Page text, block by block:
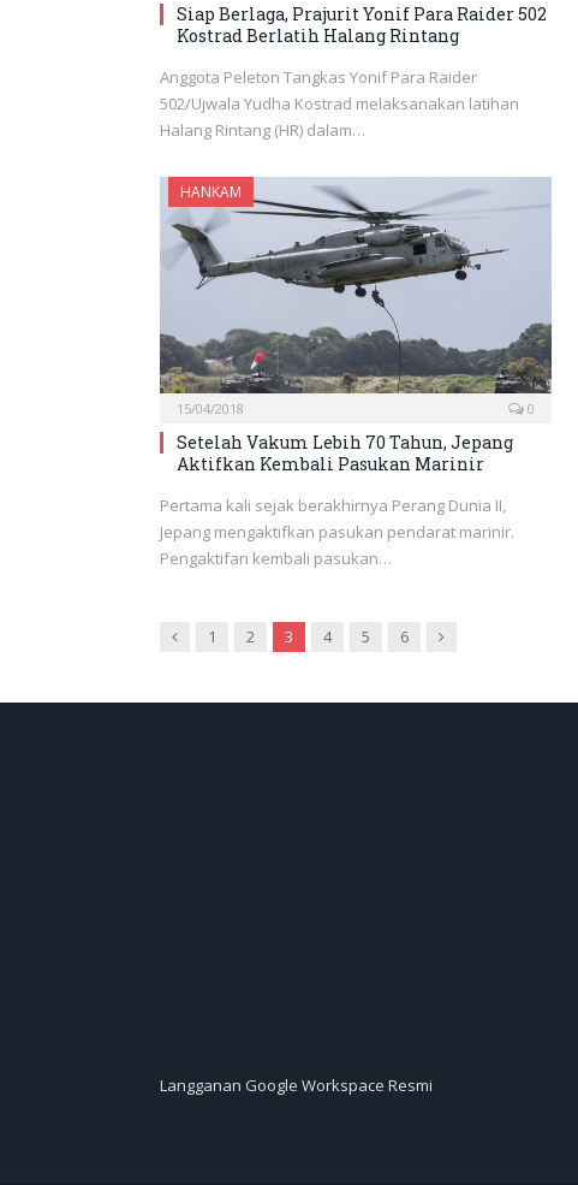
Siap Berlaga, Prajurit Yonif Para Raider 502
Kostrad Berlatih Halang Rintang
Anggota Peleton Tangkas Yonif Para Raider
502/Ujwala Yudha Kostrad melaksanakan latihan
Halang Rintang (HR) dalam…
HANKAM
15/04/2018 0
Setelah Vakum Lebih 70 Tahun, Jepang
Aktifkan Kembali Pasukan Marinir
Pertama kali sejak berakhirnya Perang Dunia II,
Jepang mengaktifkan pasukan pendarat marinir.
Pengaktifan kembali pasukan…
Previous
1 2 3 4 5 6 Next
Langganan Google Workspace Resmi